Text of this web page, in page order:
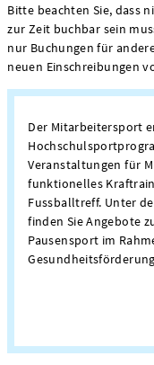
Bitte beachten Sie, dass
zur Zeit buchbar sein
nur Buchungen für
neuen Einschreibungen
Der Mitarbeitersport
Veranstaltungen für
funktionelles
Fussballtreff. Unter
finden Sie Angebote
Pausensport im